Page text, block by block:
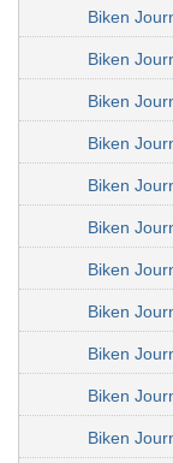
Biken
Biken
Biken
Biken
Biken
Biken
Biken
Biken
Biken
Biken
Biken